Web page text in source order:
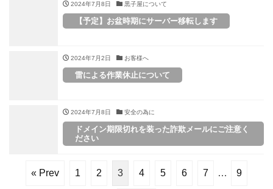
2024年7月8日 黒子屋について
【予定】お盆時期にサーバー移転します
2024年7月2日 お客様へ
雷による作業休止について
2024年7月8日 安全の為に
ドメイン期限切れを装った詐欺メールにご注意く
ださい
« Prev 1 2 3 4 5 6 7 … 9